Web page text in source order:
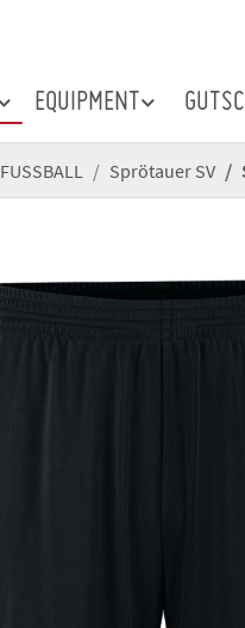
EQUIPMENT
FUSSBALL Sprötauer SV